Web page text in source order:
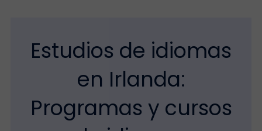
Estudios de idiomas
en Irlanda:
Programas y cursos